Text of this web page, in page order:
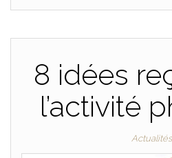
8 idées
l’activité
Actualités